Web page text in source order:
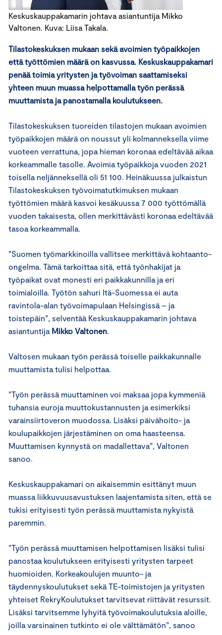
Keskuskauppakamarin johtava asiantuntija Mikko
Valtonen. Kuva: Liisa Takala.
Tilastokeskuksen mukaan sekä avoimien työpaikkojen
että työttömien määrä on kasvussa. Keskuskauppakamari
penää toimia yritysten ja työvoiman saattamiseksi
yhteen muun muassa helpottamalla työn perässä
muuttamista ja panostamalla koulutukseen.
Tilastokeskuksen tuoreiden tilastojen mukaan avoimien
työpaikkojen määrä on noussut yli kolmanneksella viime
vuoteen verrattuna, jopa hieman koronaa edeltävää aikaa
korkeammalle tasolle. Avoimia työpaikkoja vuoden 2021
toisella neljänneksellä oli 51 100. Heinäkuussa julkaistun
Tilastokeskuksen työvoimatutkimuksen mukaan
työttömien määrä kasvoi kesäkuussa 7 000 työttömällä
vuoden takaisesta, ollen merkittävästi koronaa edeltävää
tasoa korkeammalla.
”Suomen työmarkkinoilla vallitsee merkittävä kohtaanto-
ongelma. Tämä tarkoittaa sitä, että työnhakijat ja
työpaikat ovat monesti eri paikkakunnilla ja eri
toimialoilla. Työtön sahuri Itä-Suomessa ei auta
ravintola-alan työvoimapulaan Helsingissä – ja
toistepäin”, selventää Keskuskauppakamarin johtava
asiantuntija Mikko Valtonen.
Valtosen mukaan työn perässä toiselle paikkakunnalle
muuttamista tulisi helpottaa.
”Työn perässä muuttaminen voi maksaa jopa kymmeniä
tuhansia euroja muuttokustannusten ja esimerkiksi
varainsiirtoveron muodossa. Lisäksi päivähoito- ja
koulupaikkojen järjestäminen on oma haasteensa.
Muuttamisen kynnystä on madallettava”, Valtonen
sanoo.
Keskuskauppakamari on aikaisemmin esittänyt muun
muassa liikkuvuusavustuksen laajentamista siten, että se
tukisi erityisesti työn perässä muuttamista nykyistä
paremmin.
”Työn perässä muuttamisen helpottamisen lisäksi tulisi
panostaa koulutukseen erityisesti yritysten tarpeet
huomioiden. Korkeakoulujen muunto- ja
täydennyskoulutukset sekä TE-toimistojen ja yritysten
yhteiset RekryKoulutukset tarvitsevat riittävät resurssit.
Lisäksi tarvitsemme lyhyitä työvoimakoulutuksia aloille,
joilla varsinainen tutkinto ei ole välttämätön”, sanoo